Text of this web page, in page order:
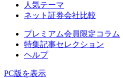
人気テーマ
ネット証券会社比較
プレミアム会員限定コラム
特集記事セレクション
ヘルプ
PC版を表示